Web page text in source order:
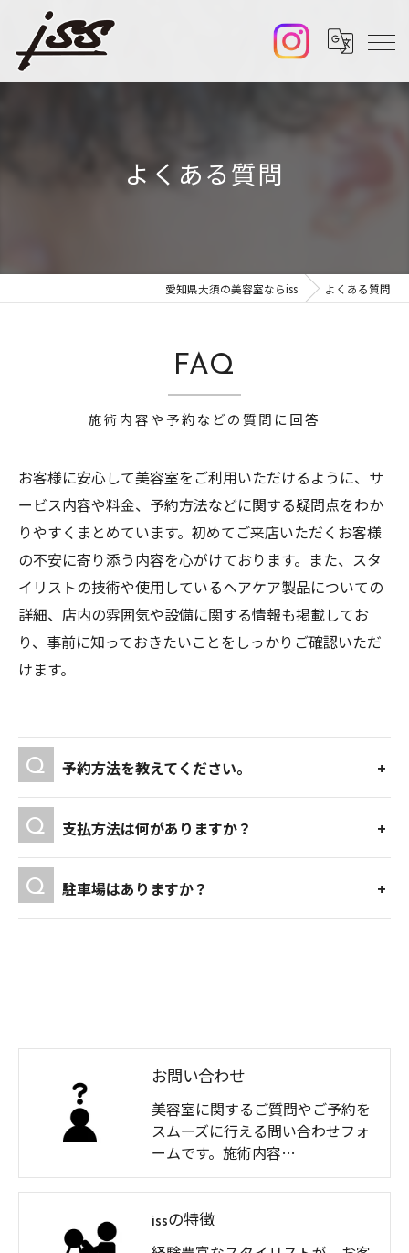
よくある質問
愛知県大須の美容室ならiss よくある質問
施術内容や予約などの質問に回答
FAQ
お客様に安心して美容室をご利用いただけるように、サ
ービス内容や料金、予約方法などに関する疑問点をわか
りやすくまとめています。初めてご来店いただくお客様
の不安に寄り添う内容を心がけております。また、スタ
イリストの技術や使用しているヘアケア製品についての
詳細、店内の雰囲気や設備に関する情報も掲載してお
り、事前に知っておきたいことをしっかりご確認いただ
けます。
予約方法を教えてください。
支払方法は何がありますか？
駐車場はありますか？
お問い合わせ
美容室に関するご質問やご予約を
スムーズに行える問い合わせフォ
ームです。施術内容…
issの特徴